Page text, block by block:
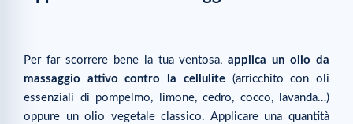
Per far scorrere bene la tua ventosa,applica un olio da
massaggio attivo contro la cellulite (arricchito con oli
essenziali di pompelmo, limone, cedro, cocco, lavanda…)
oppure un olio vegetale classico. Applicare una quantità